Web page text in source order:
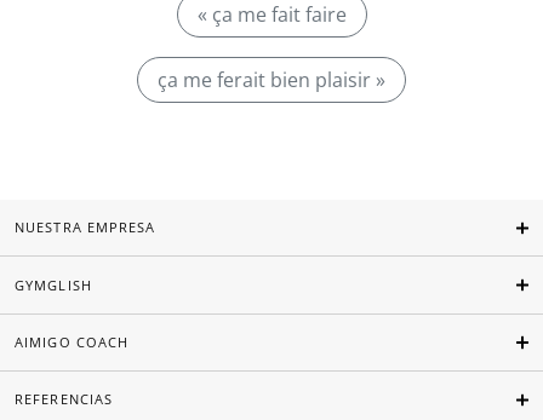
« ça me fait faire
ça me ferait bien plaisir »
NUESTRA EMPRESA
GYMGLISH
AIMIGO COACH
REFERENCIAS